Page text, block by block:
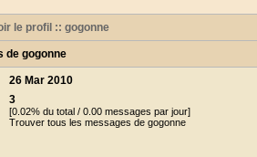
le profil :: gogonne
de gogonne
26 Mar 2010
3
[0.02% du total / 0.00 messages par jour]
Trouver tous les messages de gogonne